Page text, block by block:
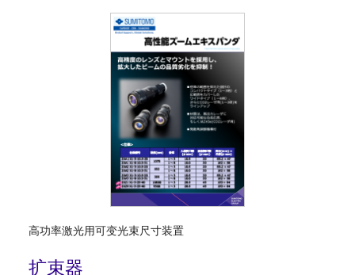
高功率激光用可变光束尺寸装置
扩束器